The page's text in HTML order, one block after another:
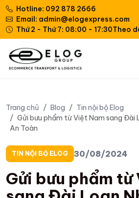
Hotline: 092 878 2666
Email: admin@elogexpress.com
Thứ 2 - Thứ 7: 08:00 - 17:30Theo
Trang chủ Blog
Tin nội bộ Elog
Gửi bưu phẩm từ Việt Nam sang Đài
An Toàn
TIN NỘI BỘ ELOG 30/08/2024
Gửi bưu phẩm từ